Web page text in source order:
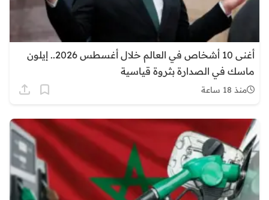
أغنى 10 أشخاص في العالم خلال أغسطس 2026.. إيلون
ماسك في الصدارة بثروة قياسية
منذ 18 ساعة